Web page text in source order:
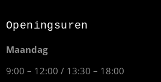
Openingsuren
Maandag
9:00 – 12:00 / 13:30 – 18:00